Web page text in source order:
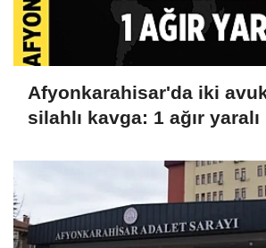
Afyonkarahisar'da iki
silahlı kavga: 1 ağır yaralı